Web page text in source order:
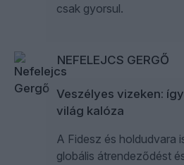
csak gyorsul.
NEFELEJCS GERGŐ
Veszélyes vizeken:
világ kalóza
A Fidesz és holdudvara
globális átrendeződést